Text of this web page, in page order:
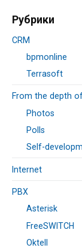
Рубрики
CRM
bpmonline
Terrasoft
From the depth
Photos
Polls
Self-
Internet
PBX
Asterisk
FreeSWITCH
Oktell